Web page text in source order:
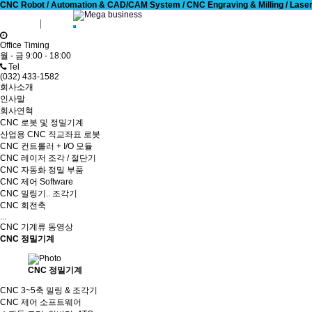
CNC Robot / Automation & CAD/CAM System / CNC Engraving & Milling /
Office Timing
월 - 금 9:00 - 18:00
Tel
(032) 433-1582
회사소개
인사말
회사연혁
CNC 로봇 및 정밀기계
산업용 CNC 직교좌표 로봇
CNC 컨트롤러 + I/O 모듈
CNC 레이저 조각 / 절단기
CNC 자동화 정밀 부품
CNC 제어 Software
CNC 밀링기.. 조각기
CNC 회전축
...
CNC 기계류 동영상
CNC 정밀기계
CNC 정밀기계
CNC 3~5축 밀링 & 조각기
CNC 제어 소프트웨어